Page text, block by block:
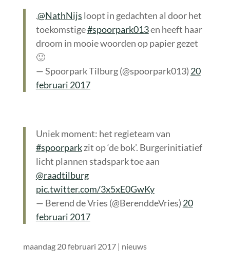
.@NathNijs loopt in gedachten al door het
toekomstige#spoorpark013en heeft haar
droom in mooie woorden op papier gezet
🙂
— Spoorpark Tilburg (@spoorpark013) 20
februari 2017
Uniek moment: het regieteam van
#spoorparkzit op ‘de bok’. Burgerinitiatief
licht plannen stadspark toe aan
@raadtilburg
pic.twitter.com/3x5xE0GwKy
— Berend de Vries (@BerenddeVries) 20
februari 2017
maandag 20 februari 2017| nieuws